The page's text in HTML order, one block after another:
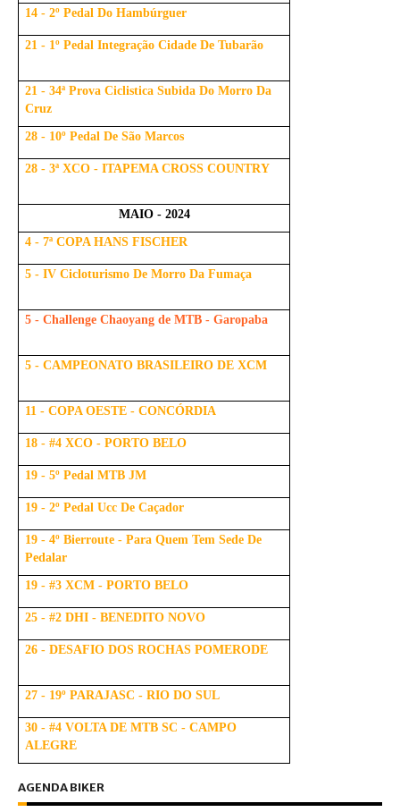
14 - 2º Pedal Do Hambúrguer
21 - 1º Pedal Integração Cidade De Tubarão
21 - 34ª Prova Ciclistica Subida Do Morro Da
Cruz
28 - 10º Pedal De São Marcos
28 - 3ª XCO - ITAPEMA CROSS COUNTRY
MAIO - 2024
4 - 7ª COPA HANS FISCHER
5 - IV Cicloturismo De Morro Da Fumaça
5 - Challenge Chaoyang de MTB - Garopaba
5 - CAMPEONATO BRASILEIRO DE XCM
11 - COPA OESTE - CONCÓRDIA
18 - #4 XCO - PORTO BELO
19 - 5º Pedal MTB JM
19 - 2º Pedal Ucc De Caçador
19 - 4º Bierroute - Para Quem Tem Sede De
Pedalar
19 - #3 XCM - PORTO BELO
25 - #2 DHI - BENEDITO NOVO
26 - DESAFIO DOS ROCHAS POMERODE
27 - 19º PARAJASC - RIO DO SUL
30 - #4 VOLTA DE MTB SC - CAMPO
ALEGRE
AGENDA BIKER